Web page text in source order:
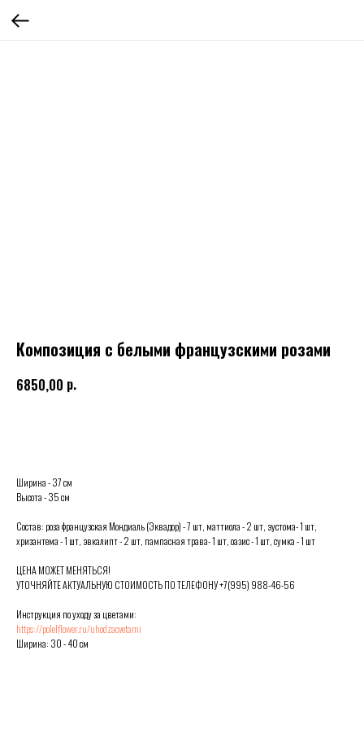
Композиция с белыми французскими розами
6850,00 р.
Ширина - 37 см
Высота - 35 см
Состав: роза французская Мондиаль (Эквадор) - 7 шт, маттиола - 2 шт, эустома- 1 шт,
хризантема - 1 шт, эвкалипт - 2 шт, пампасная трава- 1 шт, оазис - 1 шт, сумка - 1 шт
ЦЕНА МОЖЕТ МЕНЯТЬСЯ!
УТОЧНЯЙТЕ АКТУАЛЬНУЮ СТОИМОСТЬ ПО ТЕЛЕФОНУ +7(995) 988-46-56
Инструкция по уходу за цветами:
https://polelflower.ru/uhodzacvetami
Ширина: 30 - 40 см